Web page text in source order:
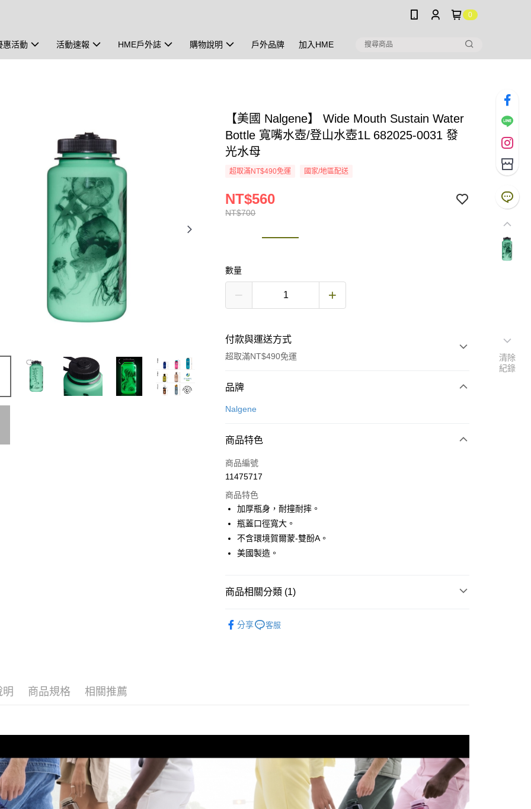
0
惠活動 活動速報 HME戶外誌 購物說明 戶外品牌 加入HME
【美國 Nalgene】 Wide Mouth Sustain Water
Bottle 寬嘴水壺/登山水壺1L 682025-0031 發
光水母
超取滿NT$490免運 國家/地區配送
NT$700
NT$560
數量
付款與運送方式
超取滿NT$490免運
付款方式
信用卡一次付款
合作金庫商業銀行
華南商業銀行
上海商業儲蓄銀行
國泰世華商業銀行
臺灣中小企業銀行
聯邦商業銀行
元大商業銀行
台灣樂天信用卡公司
超商取貨付款
LINE Pay
Apple Pay
ATM付款
全家取貨付款
每筆NT$80，滿NT$490(含以上)免運費
離島宅配
每筆NT$80，滿NT$490(含以上)免運費
品牌
Nalgene
商品特色
商品編號
11475717
商品特色
加厚瓶身，耐撞耐摔。
瓶蓋口徑寬大。
不含環境賀爾蒙-雙酚A。
美國製造。
商品相關分類 (1)
分享
客服
明 商品規格 相關推薦
清除
紀錄